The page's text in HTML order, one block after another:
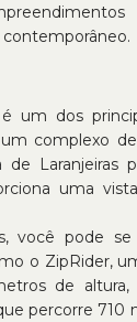
um dos
um complexo
de
uma
você pode
o ZipRider,
de altura,
percorre 710